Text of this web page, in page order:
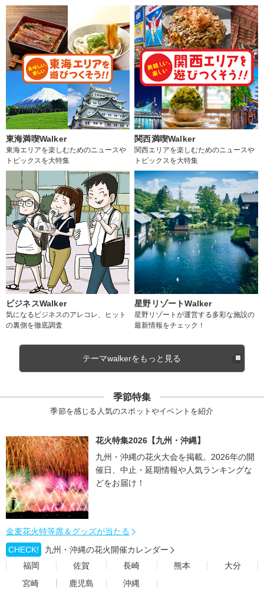
東海満喫Walker
東海エリアを楽しむためのニュースや
トピックスを大特集
関西満喫Walker
関西エリアを楽しむためのニュースや
トピックスを大特集
ビジネスWalker
気になるビジネスのアレコレ、ヒット
の裏側を徹底調査
星野リゾートWalker
星野リゾートが運営する多彩な施設の
最新情報をチェック！
テーマwalkerをもっと見る
季節特集
季節を感じる人気のスポットやイベントを紹介
花火特集2026【九州・沖縄】
九州・沖縄の花火大会を掲載。2026年の開
催日、中止・延期情報や人気ランキングな
どをお届け！
金麦花火特等席＆グッズが当たる
CHECK!
九州・沖縄の花火開催カレンダー
福岡
佐賀 長崎 熊本
大分
宮崎
鹿児島 沖縄